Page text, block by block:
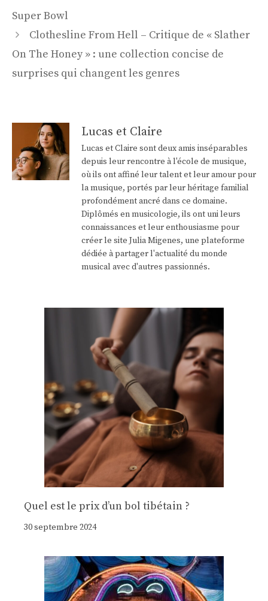
Super Bowl
Clothesline From Hell – Critique de « Slather
On The Honey » : une collection concise de
surprises qui changent les genres
Lucas et Claire
Lucas et Claire sont deux amis inséparables
depuis leur rencontre à l'école de musique,
où ils ont affiné leur talent et leur amour pour
la musique, portés par leur héritage familial
profondément ancré dans ce domaine.
Diplômés en musicologie, ils ont uni leurs
connaissances et leur enthousiasme pour
créer le site Julia Migenes, une plateforme
dédiée à partager l'actualité du monde
musical avec d'autres passionnés.
Quel est le prix d’un bol tibétain ?
30 septembre 2024